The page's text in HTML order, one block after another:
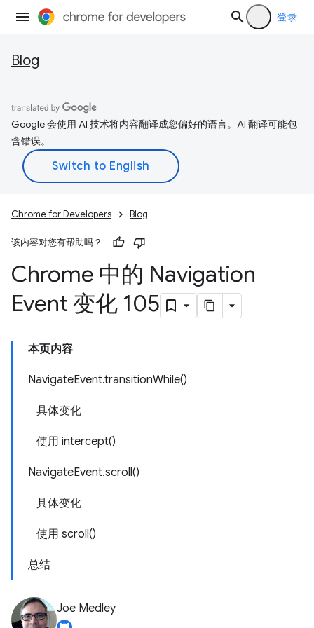
登录
Blog
Google 会使用 AI 技术将内容翻译成您偏好的语言。AI 翻译可能包
含错误。
Chrome for Developers Blog
该内容对您有帮助吗？
Chrome 中的 Navigation
Event 变化 105
本页内容
NavigateEvent.transitionWhile()
具体变化
使用 intercept()
NavigateEvent.scroll()
具体变化
使用 scroll()
总结
Joe Medley